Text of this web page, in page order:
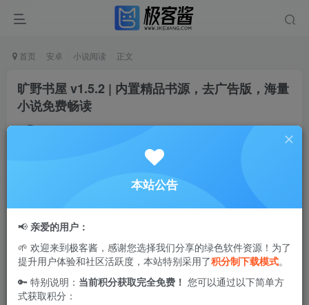
首页 安卓 小说阅读 正文
旷野书屋 v1.5.2 | 内置精品书源，去广告版，海量
小说免费畅读
私信
App作为一款创新的小说阅读工具，凭借其强大的
书源整合能力和智能推荐系统，为用户打造了极致的阅读体
验。平台汇聚了海量小说资源，涵盖玄幻、言情、悬疑、都
市等数十种热门题材，满足不同读者的阅读偏好。通过智能
品，享受精准的内容推送服务。旷野书屋App采用先进的阅
本站公告
📢 亲爱的用户：
🌱 欢迎来到极客酱，感谢您选择我们分享的绿色软件资源！为了
提升用户体验和社区活跃度，本站特别采用了积分制下载模式。
🔑 特别说明： 当前积分获取完全免费！ 您可以通过以下简单方
式获取积分：